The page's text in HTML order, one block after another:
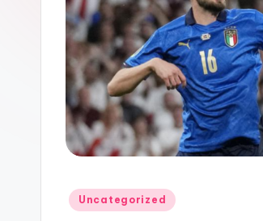
Posted
Uncategorized